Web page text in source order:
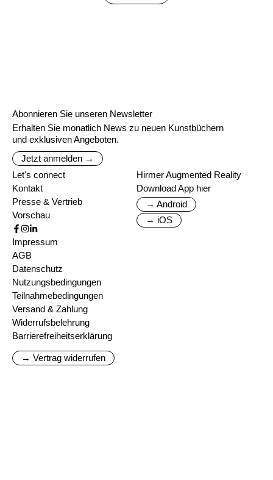
Abonnieren Sie unseren Newsletter
Erhalten Sie monatlich News zu neuen Kunstbüchern
und exklusiven Angeboten.
Jetzt anmelden →
Let's connect
Kontakt
Presse & Vertrieb
Vorschau
Hirmer Augmented Reality
Download App hier
→ Android
→ iOS
Impressum
AGB
Datenschutz
Nutzungsbedingungen
Teilnahmebedingungen
Versand & Zahlung
Widerrufsbelehrung
Barrierefreiheitserklärung
→ Vertrag widerrufen